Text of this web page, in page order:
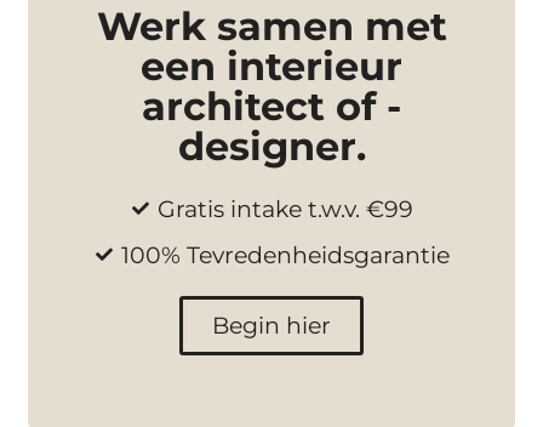
Werk samen met
een interieur
architect of -
designer.
Gratis intake t.w.v. €99
100% Tevredenheidsgarantie
Begin hier